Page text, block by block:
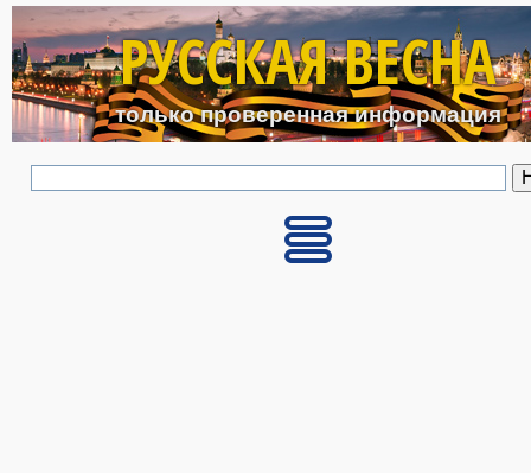
Перейти к основному
РУССКАЯ ВЕСНА
только проверенная информация